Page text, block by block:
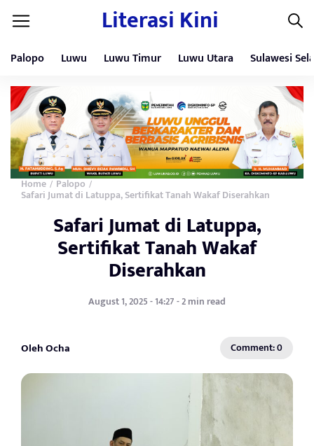
Literasi Kini
Palopo Luwu Luwu Timur Luwu Utara Sulawesi
Home / Palopo /
Safari Jumat di Latuppa, Sertifikat Tanah Wakaf Diserahkan
Safari Jumat di Latuppa,
Sertifikat Tanah Wakaf
Diserahkan
August 1, 2025 - 14:27 - 2 min read
Oleh Ocha Comment: 0